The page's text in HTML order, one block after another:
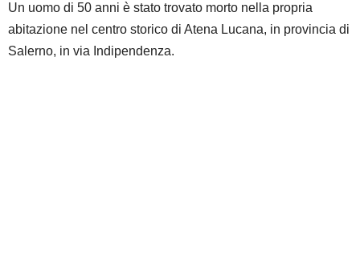
Un uomo di 50 anni è stato trovato morto nella propria
abitazione nel centro storico di Atena Lucana, in provincia di
Salerno, in via Indipendenza.